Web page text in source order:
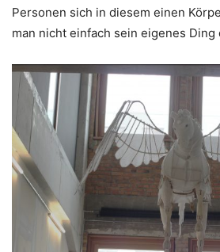
Personen sich in diesem einen
man nicht einfach sein eigenes Ding